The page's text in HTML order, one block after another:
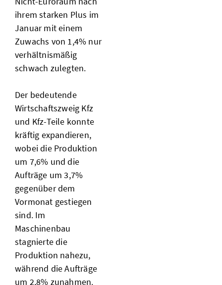
ihrem starken Plus im
Januar mit einem
Zuwachs von 1,4% nur
verhältnismäßig
schwach zulegten.
Der bedeutende
Wirtschaftszweig Kfz
und Kfz-Teile konnte
kräftig expandieren,
wobei die Produktion
um 7,6% und die
Aufträge um 3,7%
gegenüber dem
Vormonat gestiegen
sind. Im
Maschinenbau
stagnierte die
Produktion nahezu,
während die Aufträge
um 2,8% zunahmen.